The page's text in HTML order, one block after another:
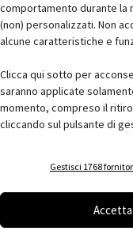
comportamento durante la
(non) personalizzati. Non
alcune caratteristiche e
Clicca qui sotto per
saranno applicate
momento, compreso il
cliccando sul pulsante di
Gestisci 1768
Accetta